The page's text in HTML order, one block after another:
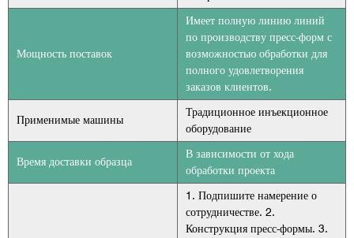
Мощность поставок
Имеет полную линию линий
по производству пресс-форм с
возможностью обработки для
полного удовлетворения
заказов клиентов.
Применимые машины
Традиционное инъекционное
оборудование
Время доставки образца
В зависимости от хода
обработки проекта
1. Подпишите намерение о
сотрудничестве. 2.
Конструкция пресс-формы. 3.